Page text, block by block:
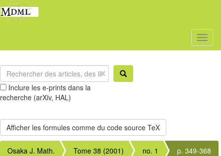
Inclure les e-prints dans la
recherche (arXiv, HAL)
Osaka J. Math. Tome 38 (2001) no. 1 p. 349-368